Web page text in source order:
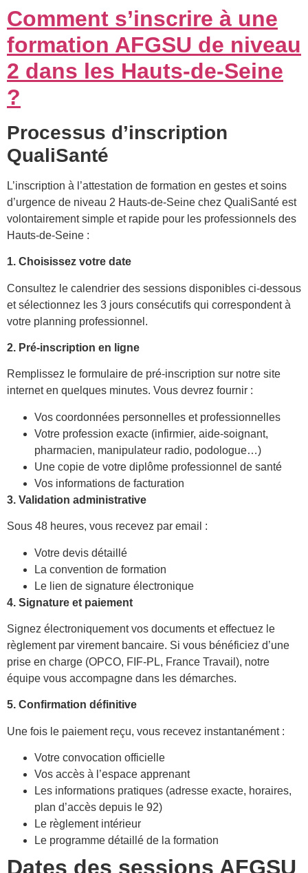
Comment s’inscrire à une
formation AFGSU de niveau
2 dans les Hauts-de-Seine
?
Processus d’inscription
QualiSanté
L’inscription à l’attestation de formation en gestes et soins
d’urgence de niveau 2 Hauts-de-Seine chez QualiSanté est
volontairement simple et rapide pour les professionnels des
Hauts-de-Seine :
1. Choisissez votre date
Consultez le calendrier des sessions disponibles ci-dessous
et sélectionnez les 3 jours consécutifs qui correspondent à
votre planning professionnel.
2. Pré-inscription en ligne
Remplissez le formulaire de pré-inscription sur notre site
internet en quelques minutes. Vous devrez fournir :
Vos coordonnées personnelles et professionnelles
Votre profession exacte (infirmier, aide-soignant,
pharmacien, manipulateur radio, podologue…)
Une copie de votre diplôme professionnel de santé
Vos informations de facturation
3. Validation administrative
Sous 48 heures, vous recevez par email :
Votre devis détaillé
La convention de formation
Le lien de signature électronique
4. Signature et paiement
Signez électroniquement vos documents et effectuez le
règlement par virement bancaire. Si vous bénéficiez d’une
prise en charge (OPCO, FIF-PL, France Travail), notre
équipe vous accompagne dans les démarches.
5. Confirmation définitive
Une fois le paiement reçu, vous recevez instantanément :
Votre convocation officielle
Vos accès à l’espace apprenant
Les informations pratiques (adresse exacte, horaires,
plan d’accès depuis le 92)
Le règlement intérieur
Le programme détaillé de la formation
Dates des sessions AFGSU